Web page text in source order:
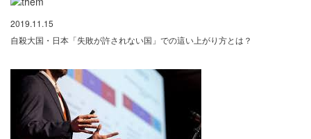
2019.11.15
自殺大国・日本「失敗が許されない国」での這い上がり方とは？